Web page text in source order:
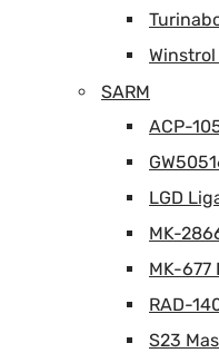
Winstrol
SARM
ACP-
LGD
MK-
MK-677
RAD-
S23